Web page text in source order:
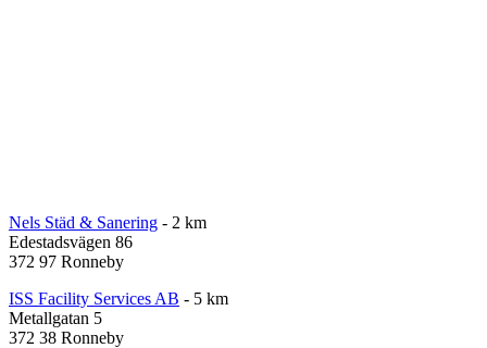
Nels Städ & Sanering - 2 km
Edestadsvägen 86
372 97 Ronneby
ISS Facility Services AB - 5 km
Metallgatan 5
372 38 Ronneby